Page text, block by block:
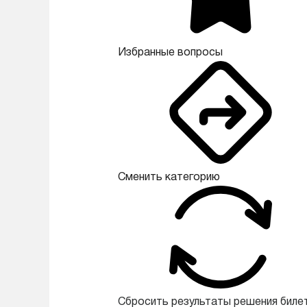
Избранные вопросы
Сменить категорию
Сбросить результаты решения